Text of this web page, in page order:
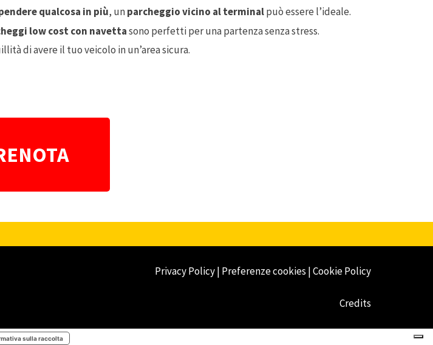
qualcosa in più, unparcheggio vicino al terminalpuò essere l’ideale.
low cost con navettasono perfetti per una partenza senza stress.
di avere il tuo veicolo in un’area sicura.
Privacy Policy| Preferenze cookies |Cookie Policy
Credits
sulla raccolta